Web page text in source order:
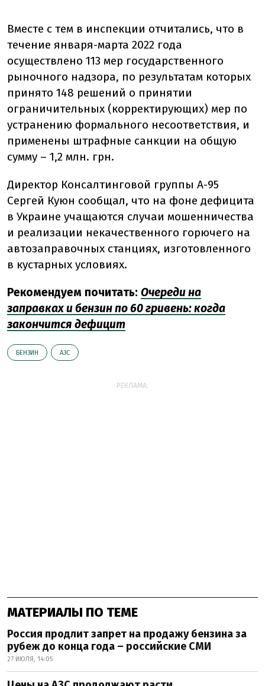
Вместе с тем в инспекции отчитались, что в
течение января-марта 2022 года
осуществлено 113 мер государственного
рыночного надзора, по результатам которых
принято 148 решений о принятии
ограничительных (корректирующих) мер по
устранению формального несоответствия, и
применены штрафные санкции на общую
сумму – 1,2 млн. грн.
Директор Консалтинговой группы А-95
Сергей Куюн сообщал, что на фоне дефицита
в Украине учащаются случаи мошенничества
и реализации некачественного горючего на
автозаправочных станциях, изготовленного
в кустарных условиях.
Рекомендуем почитать: Очереди на
заправках и бензин по 60 гривень: когда
закончится дефицит
БЕНЗИН АЗС
РЕКЛАМА:
МАТЕРИАЛЫ ПО ТЕМЕ
Россия продлит запрет на продажу бензина за
рубеж до конца года – российские СМИ
27 ИЮЛЯ, 14:05